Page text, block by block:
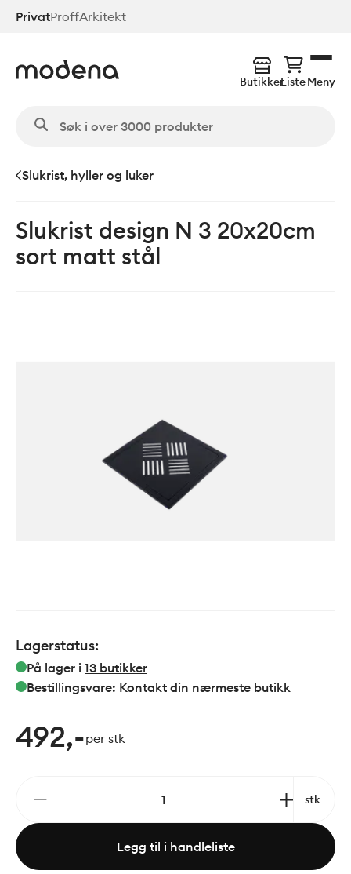
Hopp
PrivatProffArkitekt
ButikkerListeMeny
Slukrist, hyller og luker
Slukrist design N 3 20x20cm
sort matt stål
Lagerstatus:
På lager i 13 butikker
Bestillingsvare: Kontakt din nærmeste butikk
492,-per stk
stk
Legg til i handleliste